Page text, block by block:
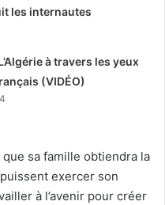
les internautes
à travers les yeux
(VIDÉO)
que sa famille obtiendra la
exercer son
à l’avenir pour créer